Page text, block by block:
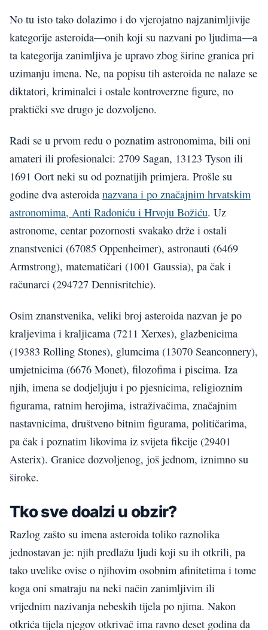
No tu isto tako dolazimo i do vjerojatno najzanimljivije
kategorije asteroida—onih koji su nazvani po ljudima—a
ta kategorija zanimljiva je upravo zbog širine granica pri
uzimanju imena. Ne, na popisu tih asteroida ne nalaze se
diktatori, kriminalci i ostale kontroverzne figure, no
praktički sve drugo je dozvoljeno.
Radi se u prvom redu o poznatim astronomima, bili oni
amateri ili profesionalci: 2709 Sagan, 13123 Tyson ili
1691 Oort neki su od poznatijih primjera. Prošle su
godine dva asteroida nazvana i po značajnim hrvatskim
astronomima, Anti Radoniću i Hrvoju Božiću. Uz
astronome, centar pozornosti svakako drže i ostali
znanstvenici (67085 Oppenheimer), astronauti (6469
Armstrong), matematičari (1001 Gaussia), pa čak i
računarci (294727 Dennisritchie).
Osim znanstvenika, veliki broj asteroida nazvan je po
kraljevima i kraljicama (7211 Xerxes), glazbenicima
(19383 Rolling Stones), glumcima (13070 Seanconnery),
umjetnicima (6676 Monet), filozofima i piscima. Iza
njih, imena se dodjeljuju i po pjesnicima, religioznim
figurama, ratnim herojima, istraživačima, značajnim
nastavnicima, društveno bitnim figurama, političarima,
pa čak i poznatim likovima iz svijeta fikcije (29401
Asterix). Granice dozvoljenog, još jednom, iznimno su
široke.
Tko sve doalzi u obzir?
Razlog zašto su imena asteroida toliko raznolika
jednostavan je: njih predlažu ljudi koji su ih otkrili, pa
tako uvelike ovise o njihovim osobnim afinitetima i tome
koga oni smatraju na neki način zanimljivim ili
vrijednim nazivanja nebeskih tijela po njima. Nakon
otkrića tijela njegov otkrivač ima ravno deset godina da